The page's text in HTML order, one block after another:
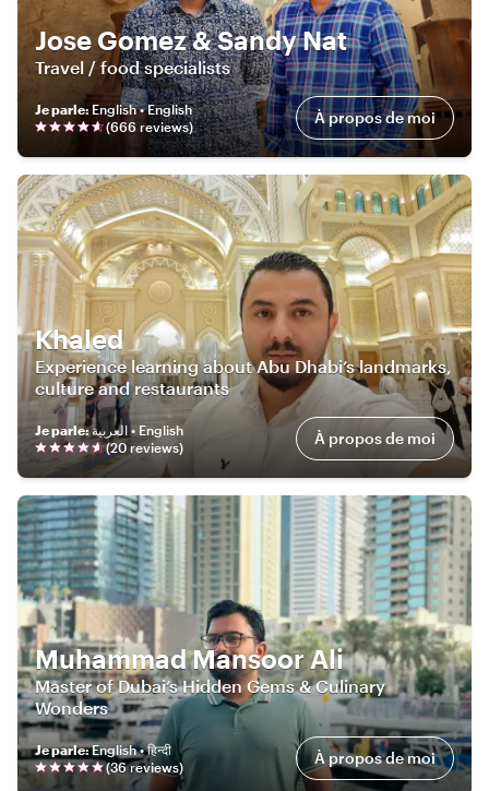
Jose Gomez & Sandy Nat
Travel / food specialists
Je parle:English • English
(666 reviews) À propos de moi
Khaled
Experience learning about Abu Dhabi’s landmarks,
culture and restaurants
Je parle:
العربية • English
(20reviews) À propos de moi
Muhammad Mansoor Ali
Master of Dubai’s Hidden Gems & Culinary
Wonders
Je parle:English • हिन्दी
(36reviews) À propos de moi